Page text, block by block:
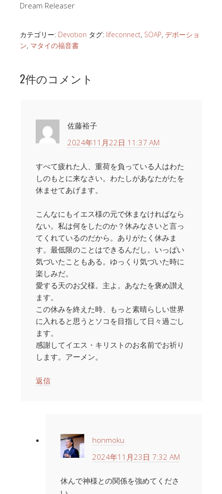
Dream Releaser
カテゴリー: Devotion タグ: lifeconnect, SOAP, デボーショ
ン, マタイの福音書
2件のコメント
佐藤裕子
2024年11月22日 11:37 AM
すべて疲れた人、重荷を負っている人はわた
しのもとに来なさい。わたしがあなたがたを
休ませてあげます。
こんなにもイエス様の元で休まなければなら
ない。私は何をしたのか？休みなさいと言っ
てくれているのだから。ありがたく休みま
す。最低限のことはできるんだし。いっぱい
気づいたこともある。ゆっくり気づいた時に
楽しみだ。
愛する天のお父様。主よ。あなたを褒め讃え
ます。
この休みを終えた時、もっと素晴らしい世界
に入れると思うとソコを目指して日々過ごし
ます。
感謝してイエス・キリストのお名前でお祈り
します。アーメン。
返信
honmoku
2024年11月23日 7:32 AM
休んで神様との関係を強めてくださ